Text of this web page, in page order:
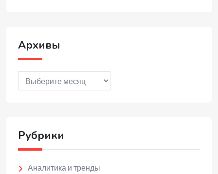
Архивы
Архивы
Рубрики
Аналитика и тренды